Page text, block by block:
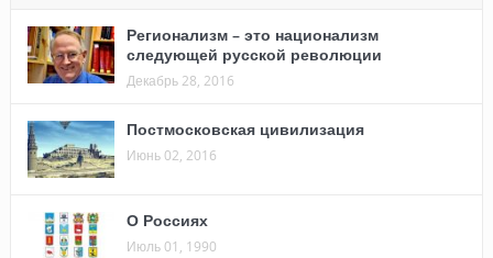
Регионализм – это национализм
следующей русской революции
Декабрь 28, 2016
Постмосковская цивилизация
Июнь 02, 2016
О Россиях
Июль 01, 1990